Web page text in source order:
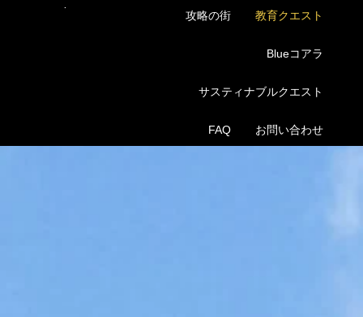
攻略の街 教育クエスト
Blueコアラ
サスティナブルクエスト
FAQ お問い合わせ